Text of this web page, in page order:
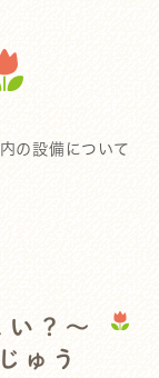
の設備について
？～
ゅう